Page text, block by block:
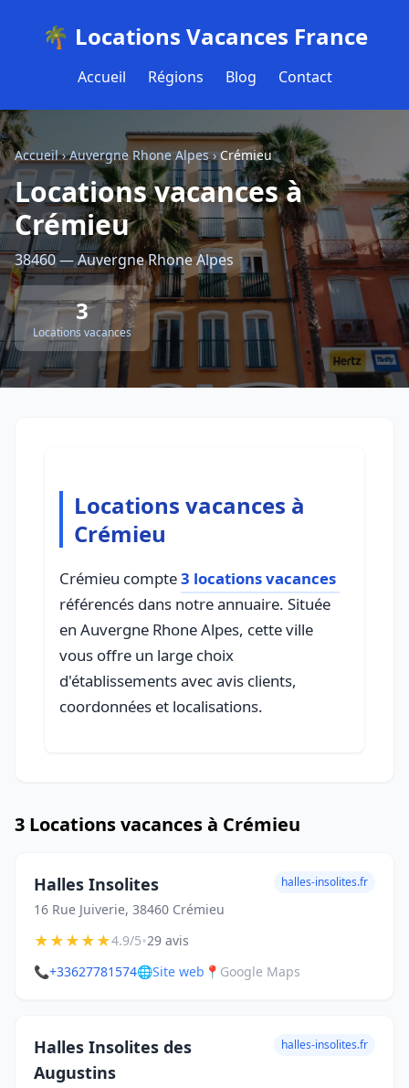
🌴 Locations Vacances France
Accueil Régions Blog Contact
Accueil›Auvergne Rhone Alpes›Crémieu
Locations vacances à
Crémieu
38460 — Auvergne Rhone Alpes
3
Locations vacances
Locations vacances à
Crémieu
Crémieu compte3 locations vacances
référencés dans notre annuaire. Située
en Auvergne Rhone Alpes, cette ville
vous offre un large choix
d'établissements avec avis clients,
coordonnées et localisations.
3 Locations vacances à Crémieu
Halles Insolites
16 Rue Juiverie, 38460 Crémieu
halles-insolites.fr
★★★★★4.9/5•29 avis
📞+33627781574🌐Site web 📍 Google Maps
Halles Insolites des
Augustins
halles-insolites.fr